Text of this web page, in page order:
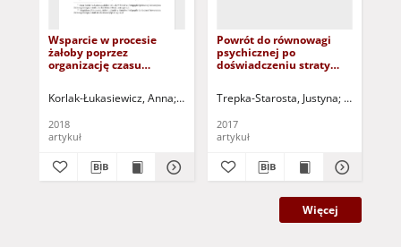
Wsparcie w procesie
żałoby poprzez
organizację czasu
through free time
Korlak-Łukasiewicz, Anna Zdaniewicz, Magdalena Wołk, Zdzisław -
2018
artykuł
Powrót do równowagi
psychicznej po
doświadczeniu straty
the child
Trepka-Starosta, Justyna
2017
artykuł
Więcej